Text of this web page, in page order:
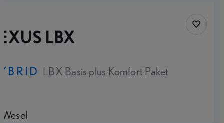
LBX
LBX Basis plus Komfort Paket
Wesel